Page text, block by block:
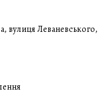
вулиця Леваневського,